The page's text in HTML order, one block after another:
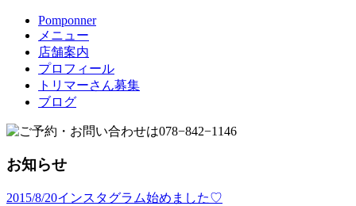
Pomponner
メニュー
店舗案内
プロフィール
トリマーさん募集
ブログ
お知らせ
2015/8/20インスタグラム始めました♡